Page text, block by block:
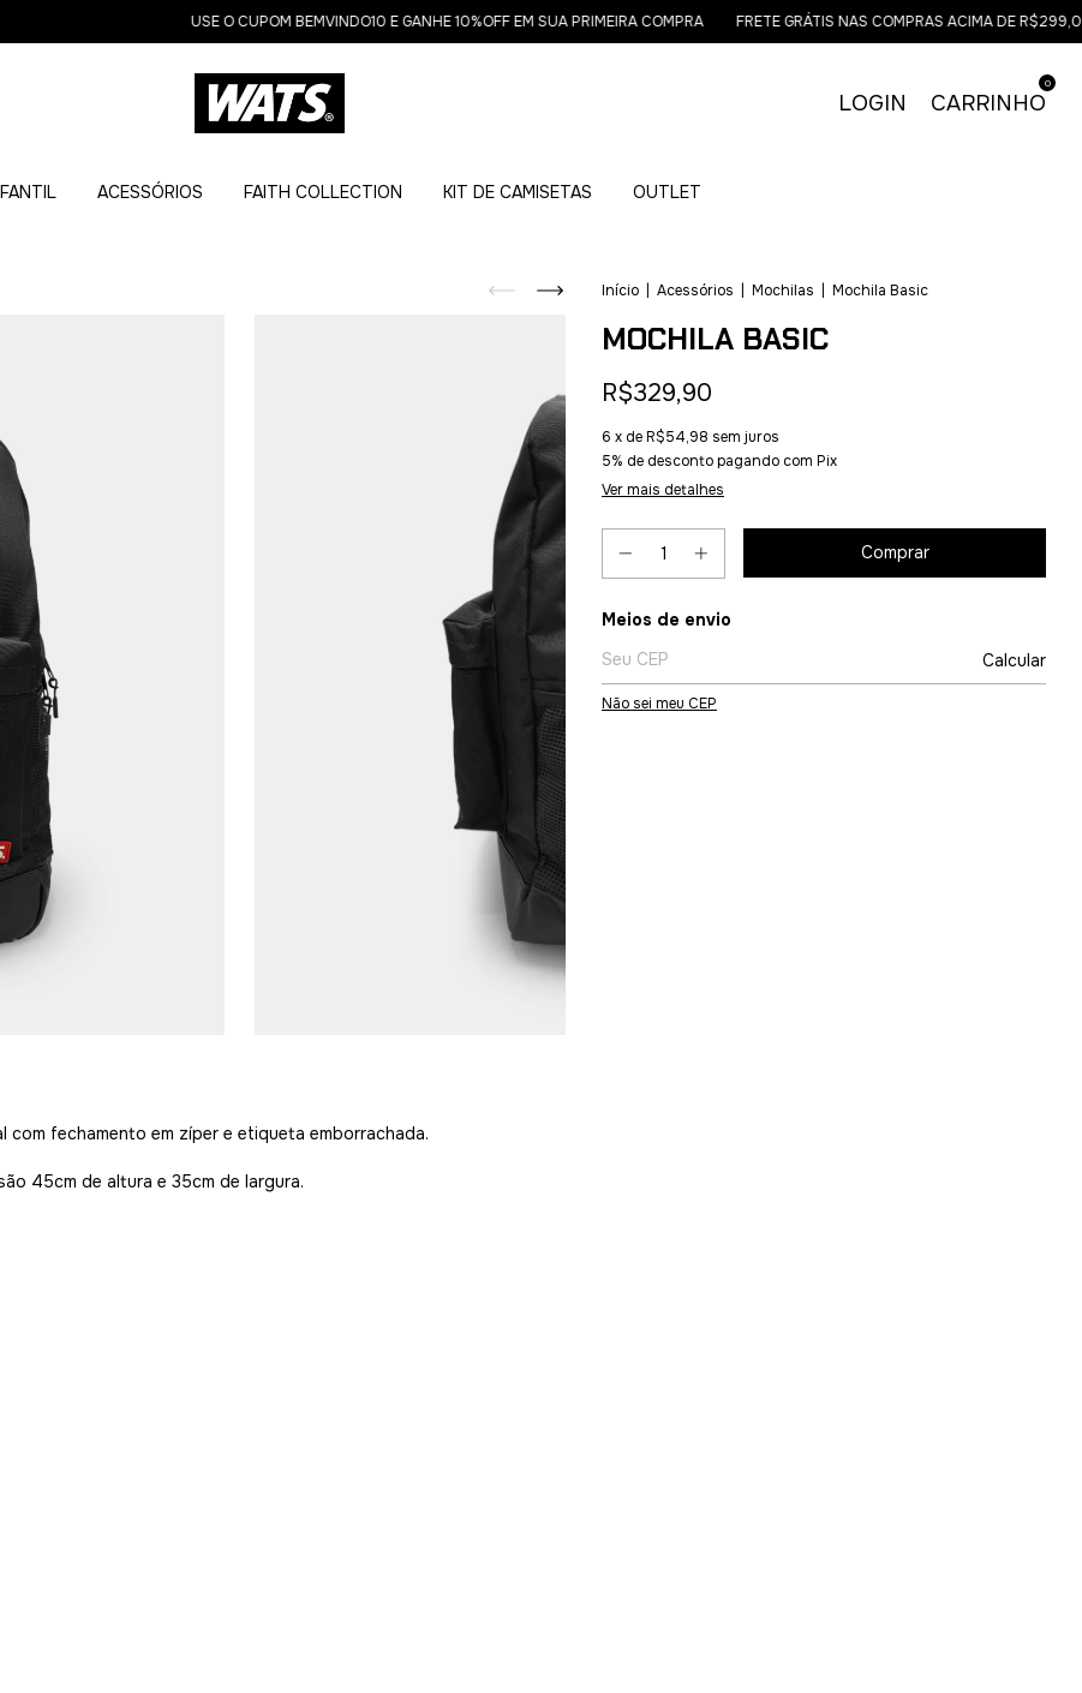
USE O CUPOM BEMVINDO10 E GANHE 10%OFF EM SUA PRIMEIRA COMPRA FRETE GRÁTIS NAS COMPRAS ACIMA DE R$299,00 -
LOGIN CARRINHO
0
ACESSÓRIOS FAITH COLLECTION KIT DE CAMISETAS OUTLET
Início Acessórios Mochilas Mochila Basic
MOCHILA BASIC
R$329,90
6 x deR$54,98 sem juros
5% de descontopagando com Pix
Ver mais detalhes
Entregas para o CEP:
Meios de envio
Calcular
Não sei meu CEP
fechamento em zíper e etiqueta emborrachada.
45cm de altura e 35cm de largura.